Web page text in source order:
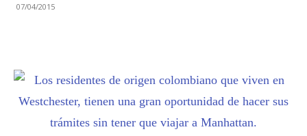
07/04/2015